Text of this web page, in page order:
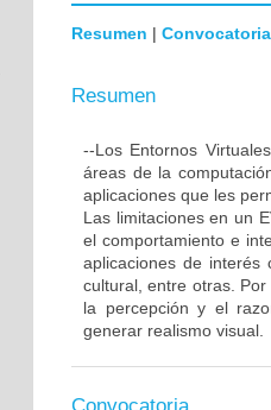
Resumen | Convocatoria
Resumen
--Los Entornos
áreas de la
aplicaciones que les
Las limitaciones en un
el comportamiento e
aplicaciones de interés
cultural, entre otras.
la percepción y el
generar realismo visual.